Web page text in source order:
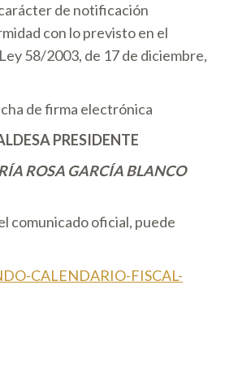
de notificación
con lo previsto en el
58/2003, de 17 de diciembre,
de firma electrónica
PRESIDENTE
ROSA GARCÍA BLANCO
comunicado oficial, puede
CALENDARIO-FISCAL-